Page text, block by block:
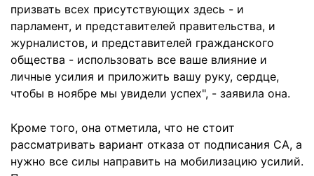
призвать всех присутствующих здесь - и
парламент, и представителей правительства, и
журналистов, и представителей гражданского
общества - использовать все ваше влияние и
личные усилия и приложить вашу руку, сердце,
чтобы в ноябре мы увидели успех", - заявила она.
Кроме того, она отметила, что не стоит
рассматривать вариант отказа от подписания СА, а
нужно все силы направить на мобилизацию усилий.